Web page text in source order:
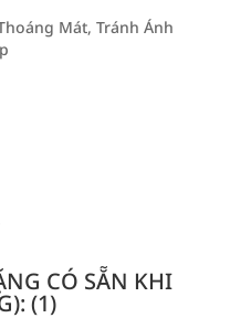
Mát, Tránh Ánh
CÓ SẴN KHI
(1)